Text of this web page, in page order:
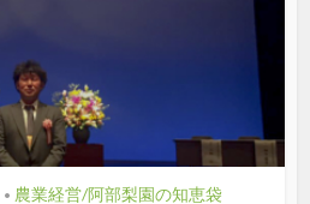
• 農業経営/阿部梨園の知恵袋